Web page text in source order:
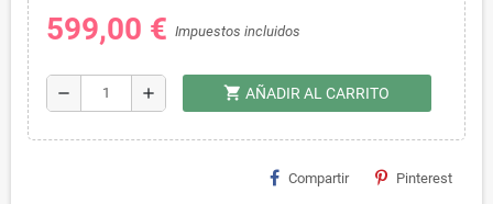
599,00 € Impuestos incluidos
remove add shopping_cart AÑADIR AL CARRITO
Compartir Pinterest